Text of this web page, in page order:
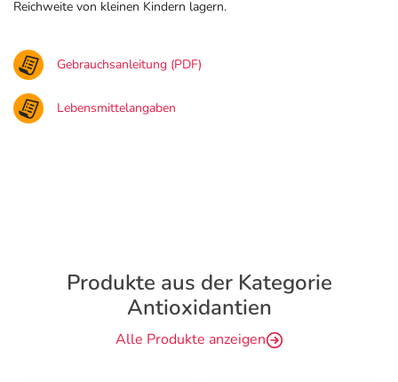
Reichweite von kleinen Kindern lagern.
Gebrauchsanleitung (PDF)
Lebensmittelangaben
Produkte aus der Kategorie
Antioxidantien
Alle Produkte anzeigen